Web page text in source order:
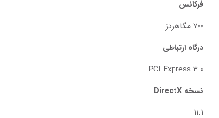
فرکانس
700 مگاهرتز
درگاه ارتباطی
PCI Express 3.0
نسخه DirectX
11.1